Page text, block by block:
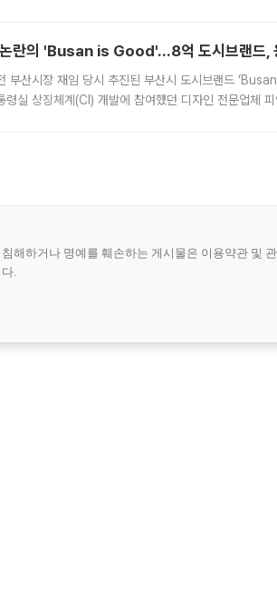
논란의 'Busan is Good'…8억 도시브랜드,
부산시장 재임 당시 추진된 부산시 도시브랜드
령실 상징체계(CI) 개발에 참여했던 디자인 전문업체